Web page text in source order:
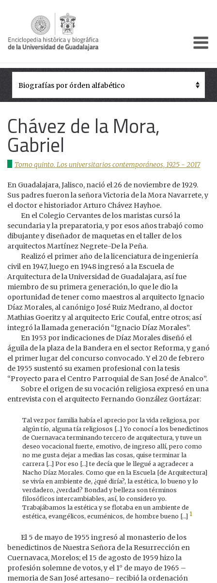
Presentación
Biografías
Documentos institucionales
Chávez de la Mora,
Gabriel
Tomo quinto. Los universitarios contemporáneos, 1925 - 2017
En Guadalajara, Jalisco, nació el 26 de noviembre de 1929.
Sus padres fueron la señora Victoria de la Mora Navarrete, y
el doctor e historiador Arturo Chávez Hayhoe.
En el Colegio Cervantes de los maristas cursó la
secundaria y la preparatoria, y por esos años trabajó como
dibujante y diseñador de maquetas en el taller de los
arquitectos Martínez Negrete-De la Peña.
Realizó el primer año de la licenciatura de ingeniería
civil en 1947, luego en 1948 ingresó a la Escuela de
Arquitectura de la Universidad de Guadalajara, así fue
miembro de su primera generación, lo que le dio la
oportunidad de tener como maestros al arquitecto Ignacio
Díaz Morales, al canónigo José Ruiz Medrano, al doctor
Mathias Goeritz y al arquitecto Eric Coufal, entre otros; así
integró la llamada generación “Ignacio Díaz Morales”.
En 1953 por indicaciones de Díaz Morales diseñó el
águila de la plaza de la Bandera en el sector Reforma, y ganó
el primer lugar del concurso convocado. Y el 20 de febrero
de 1955 sustentó su examen profesional con la tesis
“Proyecto para el Centro Parroquial de San José de Analco”.
Sobre el origen de su vocación religiosa expresó en una
entrevista con el arquitecto Fernando González Gortázar:
Tal vez por familia había el aprecio por la vida religiosa, por
algún tío, alguna tía religiosos […] Yo conocí a los benedictinos
de Cuernavaca terminando tercero de arquitectura, y tuve un
deseo vocacional fuerte, emotivo, de ingreso allí, pero como
no me gusta dejar a medias las cosas, quise terminar la
carrera […] Por eso […] te decía que le llegué a agradecer a
Nacho Díaz Morales. Como que en la Escuela [de Arquitectura]
se vivía en ambiente de, ¿qué diría?, la estética, lo bueno y lo
verdadero, ¿verdad? Bondad y belleza son términos
filosóficos intercambiables, así, lo considero yo.
Trabajábamos la estética y se flotaba en un ambiente de
estética, evangélicos, ecuménicos, de hombre bueno […] 1
El 5 de mayo de 1955 ingresó al monasterio de los
benedictinos de Nuestra Señora de la Resurrección en
Cuernavaca, Morelos; el 15 de agosto de 1959 hizo la
profesión solemne de votos, y el 1° de mayo de 1965 –
memoria de San José artesano– recibió la ordenación